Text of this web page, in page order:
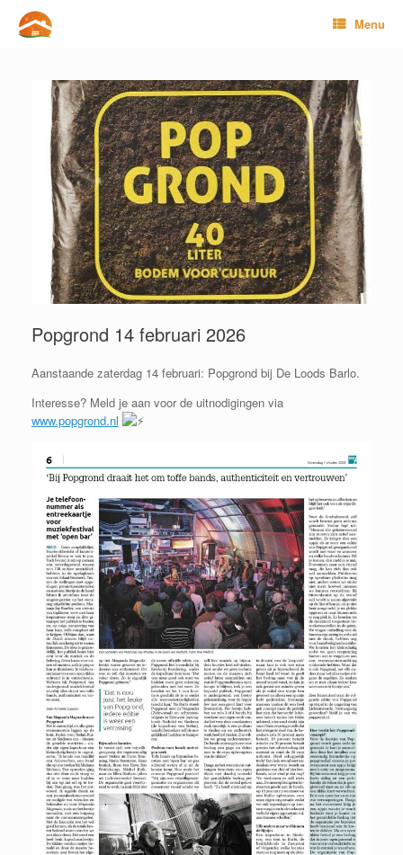
naar
Menu
Popgrond 14 februari 2026
Aanstaande zaterdag 14 februari: Popgrond bij De Loods Barlo.
Interesse? Meld je aan voor de uitnodigingen via
www.popgrond.nl